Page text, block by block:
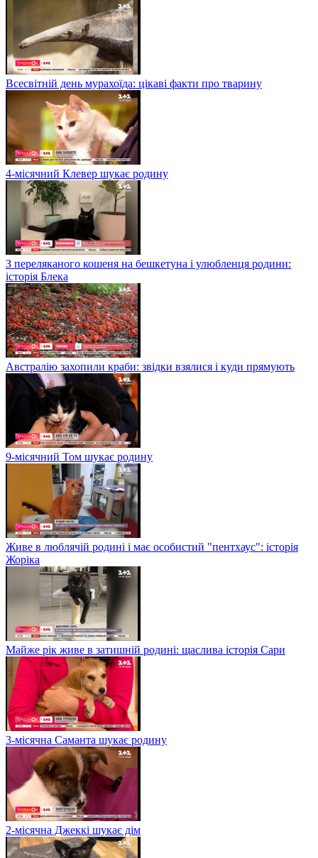
Всесвітній день мурахоїда: цікаві факти про тварину
4-місячний Клевер шукає родину
З переляканого кошеня на бешкетуна і улюбленця родини:
історія Блека
Австралію захопили краби: звідки взялися і куди прямують
9-місячний Том шукає родину
Живе в люблячій родині і має особистий "пентхаус": історія
Жоріка
Майже рік живе в затишній родині: щаслива історія Сари
3-місячна Саманта шукає родину
2-місячна Джеккі шукає дім